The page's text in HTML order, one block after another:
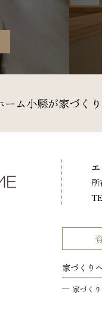
ーム小縣が家づく
所
家づくり
家づく